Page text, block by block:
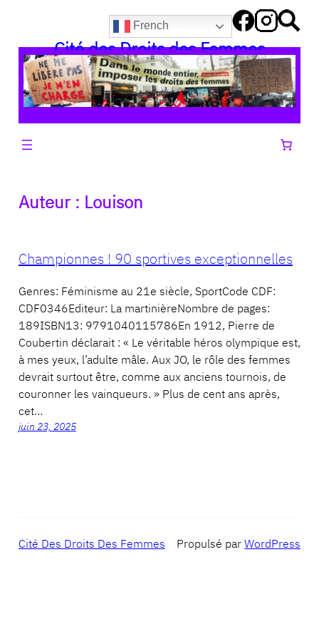
contenu
French
Cité des Droits des Femmes
Auteur : Louison
Championnes ! 90 sportives exceptionnelles
Genres: Féminisme au 21e siècle, SportCode CDF:
CDF0346Editeur: La martinièreNombre de pages:
189ISBN13: 9791040115786En 1912, Pierre de
Coubertin déclarait : « Le véritable héros olympique est,
à mes yeux, l’adulte mâle. Aux JO, le rôle des femmes
devrait surtout être, comme aux anciens tournois, de
couronner les vainqueurs. » Plus de cent ans après,
cet…
juin 23, 2025
Cité Des Droits Des Femmes Propulsé parWordPress